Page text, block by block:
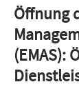
Öffnung
(EMAS):